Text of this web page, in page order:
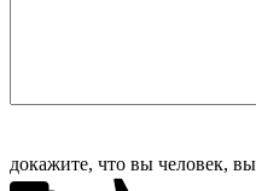
докажите, что вы человек,